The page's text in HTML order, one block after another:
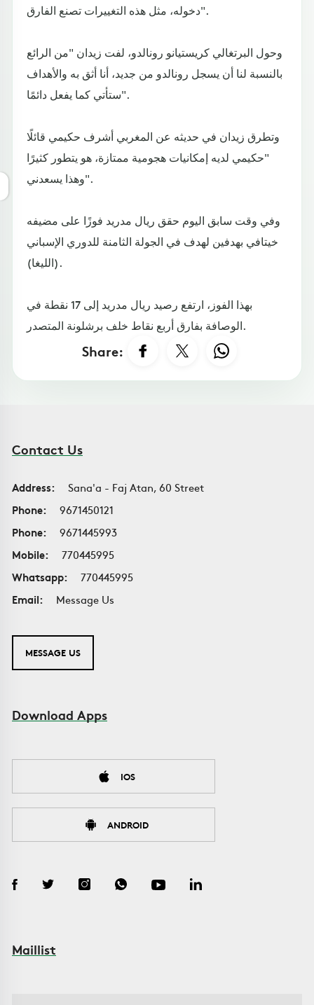
دخوله، مثل هذه التغييرات تصنع الفارق".
وحول البرتغالي كريستيانو رونالدو، لفت زيدان "من الرائع
بالنسبة لنا أن يسجل رونالدو من جديد، أنا أثق به والأهداف
ستأتي كما يفعل دائمًا".
وتطرق زيدان في حديثه عن المغربي أشرف حكيمي قائلًا
"حكيمي لديه إمكانيات هجومية ممتازة، هو يتطور كثيرًا
وهذا يسعدني".
وفي وقت سابق اليوم حقق ريال مدريد فوزًا على مضيفه
خيتافي بهدفين لهدف في الجولة الثامنة للدوري الإسباني
(الليغا).
بهذا الفوز، ارتفع رصيد ريال مدريد إلى 17 نقطة في
الوصافة بفارق أربع نقاط خلف برشلونة المتصدر.
Share:
Contact Us
Address:
Sana'a - Faj Atan, 60 Street
Phone:
9671450121
Phone:
9671445993
Mobile:
770445995
Whatsapp:
770445995
Email:
Message Us
MESSAGE US
Download Apps
IOS
ANDROID
Maillist